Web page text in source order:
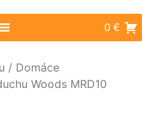
0 €
/ Domáce
Woods MRD10